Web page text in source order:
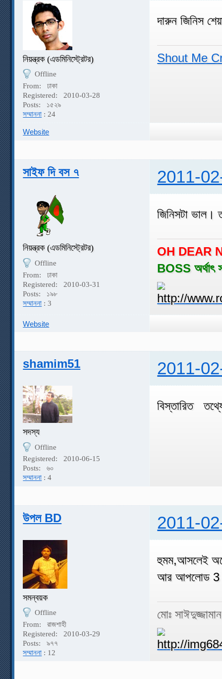
নিয়ন্ত্রক (এডমিনিস্ট্রেটর)
Offline
From:
ঢাকা
Registered:
2010-03-28
Posts:
১৫২৯
সম্মাননা : 24
দারুন জিনিস
Shout Me
Website
সাইফ দি বস ৭ 2011-
নিয়ন্ত্রক (এডমিনিস্ট্রেটর)
Offline
From:
ঢাকা
Registered:
2010-03-31
Posts:
১৯৮
সম্মাননা : 3
জিনিসটা ভাল।
OH DEAR
BOSS অর্থাৎ
Website
shamim51 2011-
সদস্য
Offline
Registered:
2010-06-15
Posts:
৬০
সম্মাননা : 4
বিস্তারিত
উপল BD 2011-
সমন্বয়ক
Offline
From:
রাজশাহী
Registered:
2010-03-29
Posts:
৯৭৭
সম্মাননা : 12
হুমম,আসলেই
আর আপলোড 3
মোঃ